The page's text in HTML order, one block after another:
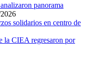
panorama
solidarios en centro de
la CIEA regresaron por